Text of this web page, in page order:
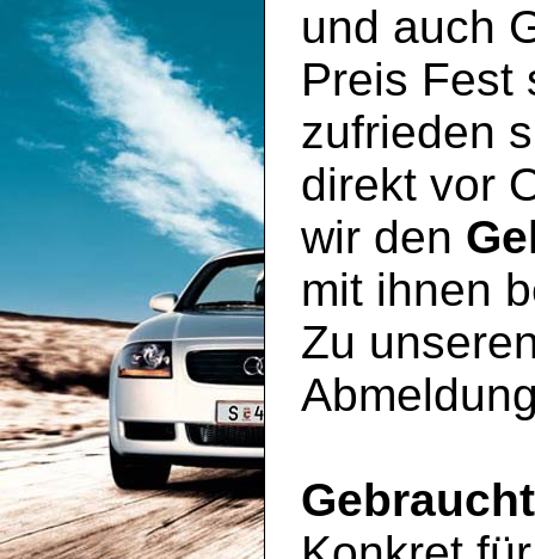
und auch
Preis Fest
zufrieden
direkt vor
wir den
mit ihnen
Zu